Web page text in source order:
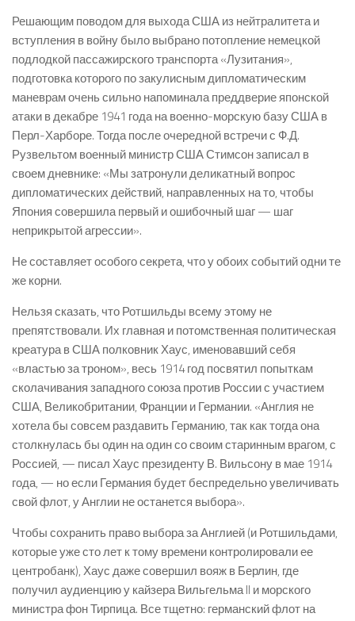
Решающим поводом для выхода США из нейтралитета и
вступления в войну было выбрано потопление немецкой
подлодкой пассажирского транспорта «Лузитания»,
подготовка которого по закулисным дипломатическим
маневрам очень сильно напоминала преддверие японской
атаки в декабре 1941 года на военно-морскую базу США в
Перл-Харборе. Тогда после очередной встречи с Ф.Д.
Рузвельтом военный министр США Стимсон записал в
своем дневнике: «Мы затронули деликатный вопрос
дипломатических действий, направленных на то, чтобы
Япония совершила первый и ошибочный шаг — шаг
неприкрытой агрессии».
Не составляет особого секрета, что у обоих событий одни те
же корни.
Нельзя сказать, что Ротшильды всему этому не
препятствовали. Их главная и потомственная политическая
креатура в США полковник Хаус, именовавший себя
«властью за троном», весь 1914 год посвятил попыткам
сколачивания западного союза против России с участием
США, Великобритании, Франции и Германии. «Англия не
хотела бы совсем раздавить Германию, так как тогда она
столкнулась бы один на один со своим старинным врагом, с
Россией, — писал Хаус президенту В. Вильсону в мае 1914
года, — но если Германия будет беспредельно увеличивать
свой флот, у Англии не останется выбора».
Чтобы сохранить право выбора за Англией (и Ротшильдами,
которые уже сто лет к тому времени контролировали ее
центробанк), Хаус даже совершил вояж в Берлин, где
получил аудиенцию у кайзера Вильгельма II и морского
министра фон Тирпица. Все тщетно: германский флот на